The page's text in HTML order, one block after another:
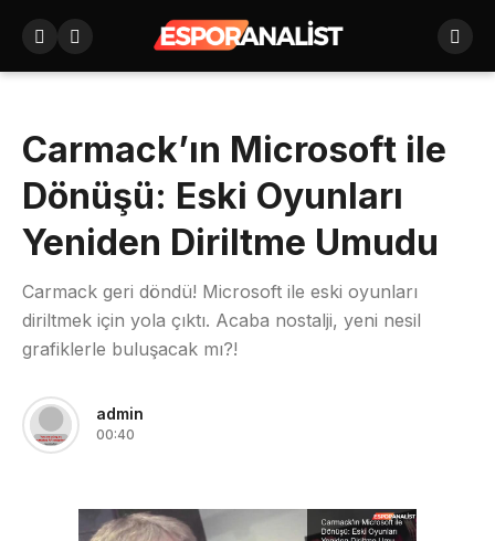
Carmack’ın Microsoft ile
Dönüşü: Eski Oyunları
Yeniden Diriltme Umudu
Carmack geri döndü! Microsoft ile eski oyunları
diriltmek için yola çıktı. Acaba nostalji, yeni nesil
grafiklerle buluşacak mı?!
admin
00:40